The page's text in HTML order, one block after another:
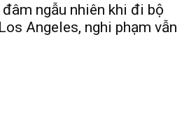
ngẫu nhiên khi đi bộ
Angeles, nghi phạm vẫn